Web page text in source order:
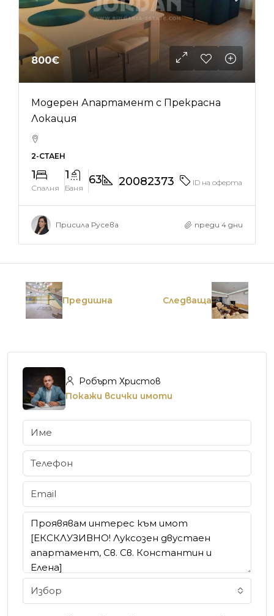
800€
Модерен Апартамент с Прекрасна
Локация
2-СТАЕН
1
Спалня
1
Баня
63 20082373 ID на оферта
Присила Русева преди 4 дни
Предишна Следваща
Робърт Христов
Покажи всички имоти
Избор